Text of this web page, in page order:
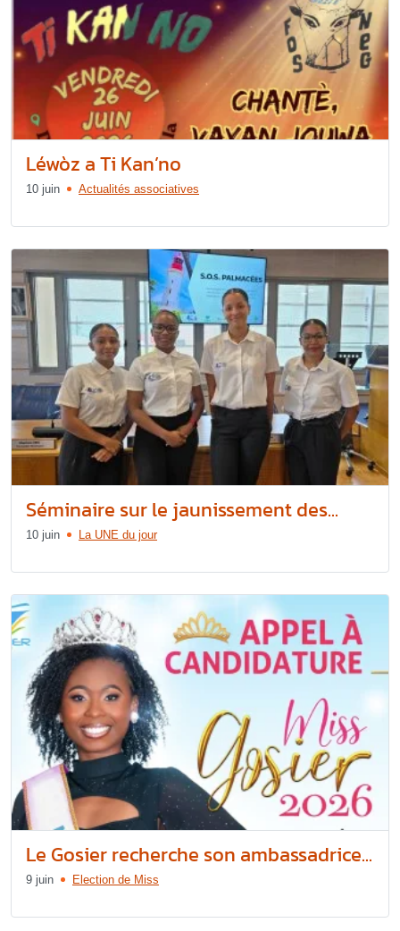
Léwòz a Ti Kan’no
10 juin Actualités associatives
Séminaire sur le jaunissement des...
10 juin La UNE du jour
Le Gosier recherche son ambassadrice...
9 juin Election de Miss